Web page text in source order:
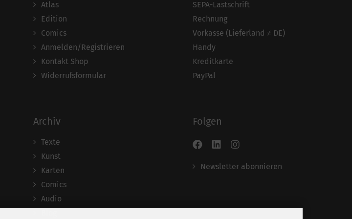
Atlas
Edition
Comics
Anmelden/Registrieren
Kontakt Shop
Widerrufsformular
SEPA-Lastschrift
Rechnung
Vorkasse (Lieferland ≠ DE)
Handy
Kreditkarte
PayPal
Archiv
Texte
Kunst
Karten
Comics
Audio
Folgen
Newsletter abonnieren